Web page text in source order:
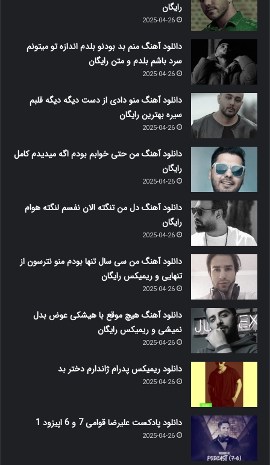
رایگان
2025-04-26
دانلود آهنگ منم بد بودنو بلدم اندازه تو میتونم
سرد باشم بلدم و متن رایگان
2025-04-26
دانلود آهنگ منو دادی از دست دیگه دیگه قلبم
سیره بهترین رایگان
2025-04-26
دانلود آهنگ من حتی خوابم بودم اگه میدیدم کامل
رایگان
2025-04-26
دانلود آهنگ دل من تنگته الان نفسم لنگته هوام
رایگان
2025-04-26
دانلود آهنگ من سی سال تنها بودم منو نترسون از
تنهایی و ریمیکس رایگان
2025-04-26
دانلود آهنگ هیچ موقع با هیشکی عوض بدل
نمیشی و ریمیکس رایگان
2025-04-26
دانلود ریمیکس پدرام ژاندارم دختر بد
2025-04-26
دانلود پادکست علیرضا قوامی 7 و 6 اپیزود 1
2025-04-26